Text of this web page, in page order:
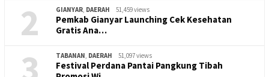
2 GIANYAR DAERAH 51,459 views
Pemkab Gianyar Launching Cek Kesehatan
Gratis Ana…
TABANAN DAERAH 51,097 views
Festival Perdana Pantai Pangkung Tibah